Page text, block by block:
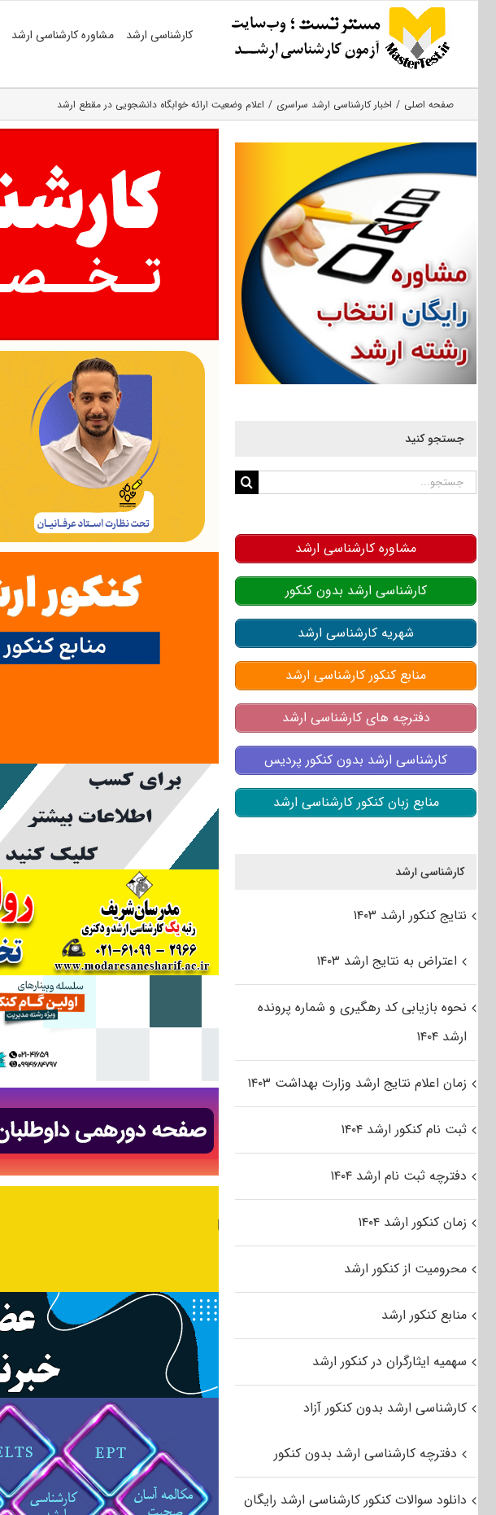
کارشناسی ارشد مشاوره کارشناسی ارشد
صفحه اصلی اخبار کارشناسی ارشد سراسری اعلام وضعیت ارائه خوابگاه دانشجویی در مقطع ارشد
جستجو کنید
جستجو
مشاوره کارشناسی ارشد
کارشناسی ارشد بدون کنکور
شهریه کارشناسی ارشد
منابع کنکور کارشناسی ارشد
دفترچه های کارشناسی ارشد
کارشناسی ارشد بدون کنکور پردیس
منابع زبان کنکور کارشناسی ارشد
کارشناسی ارشد
نتایج کنکور ارشد ۱۴۰۳
اعتراض به نتایج ارشد ۱۴۰۳
نحوه بازیابی کد رهگیری و شماره پرونده
ارشد ۱۴۰۴
زمان اعلام نتایج ارشد وزارت بهداشت ۱۴۰۳
ثبت نام کنکور ارشد ۱۴۰۴
دفترچه ثبت نام ارشد ۱۴۰۴
زمان کنکور ارشد ۱۴۰۴
محرومیت از کنکور ارشد
منابع کنکور ارشد
سهمیه ایثارگران در کنکور ارشد
کارشناسی ارشد بدون کنکور آزاد
دفترچه کارشناسی ارشد بدون کنکور
دانلود سوالات کنکور کارشناسی ارشد رایگان